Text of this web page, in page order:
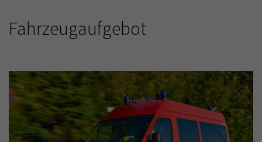
Fahrzeugaufgebot